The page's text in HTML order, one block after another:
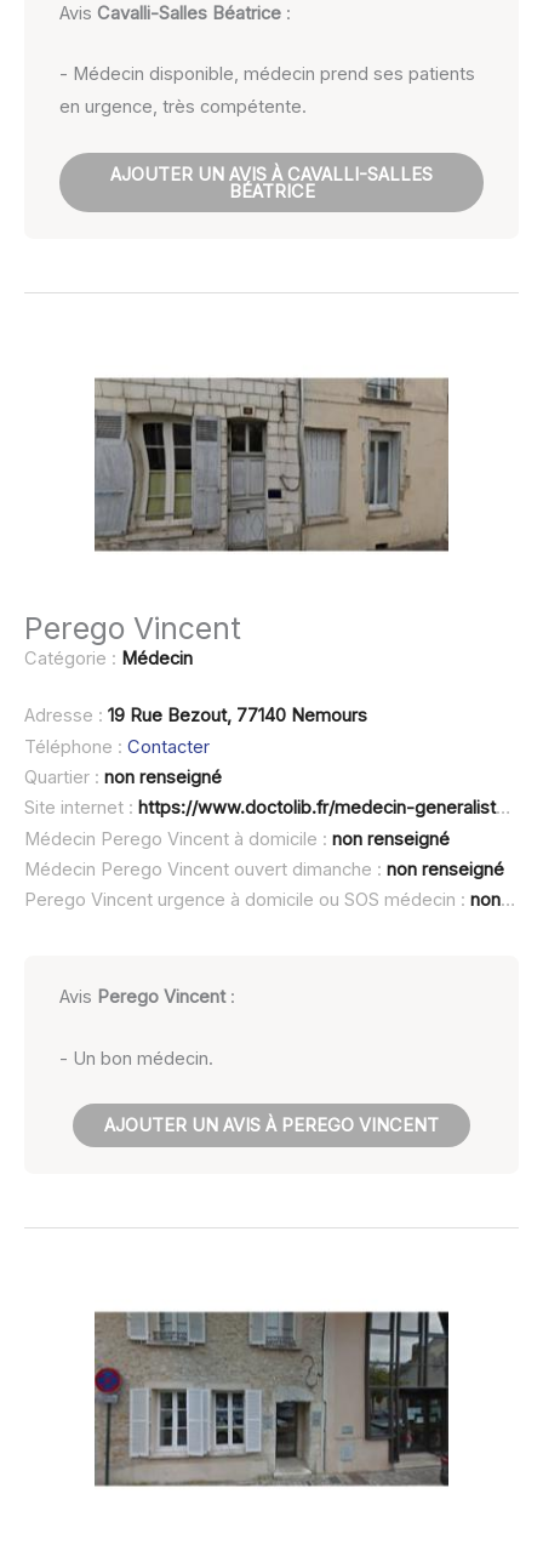
AvisCavalli-Salles Béatrice :
- Médecin disponible, médecin prend ses patients
en urgence, très compétente.
AJOUTER UN AVIS À CAVALLI-SALLES
BÉATRICE
Perego Vincent
Catégorie : Médecin
Adresse : 19 Rue Bezout, 77140 Nemours
Téléphone : Contacter
Quartier : non renseigné
Site internet : https://www.doctolib.fr/medecin-generaliste/nemours/vincent-perego
Médecin Perego Vincent à domicile : non renseigné
Médecin Perego Vincent ouvert dimanche : non renseigné
Perego Vincent urgence à domicile ou SOS médecin : non renseigné
Avis Perego Vincent:
- Un bon médecin.
AJOUTER UN AVIS À PEREGO VINCENT